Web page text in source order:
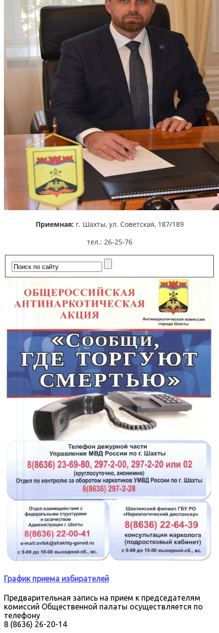
Приемная: г. Шахты, ул. Советская, 187/189
тел.: 26-25-76
График приема избирателей
Предварительная запись на прием к председателям
комиссий Общественной палаты осуществляется по
телефону
8 (8636) 26-20-14